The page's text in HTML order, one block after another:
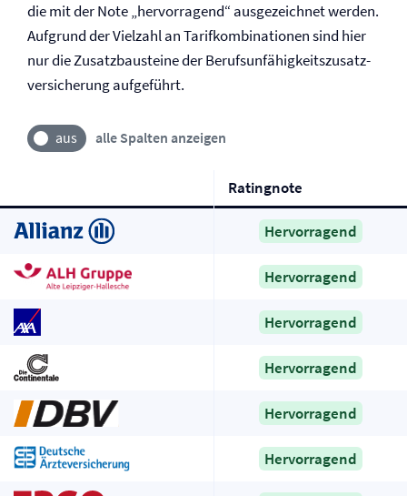
die mit der Note „hervorragend“ ausgezeichnet werden.
Aufgrund der Vielzahl an Tarifkombinationen sind hier
nur die Zusatzbausteine der Berufs­unfähigkeitszusatz­
versicherung aufgeführt.
alle Spalten anzeigen
Ratingnote
Hervorragend
Hervorragend
Hervorragend
Hervorragend
Hervorragend
Hervorragend